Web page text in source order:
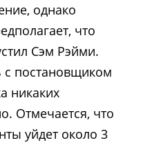
однако
что
Сэм Рэйми.
постановщиком
никаких
Отмечается, что
уйдет около 3